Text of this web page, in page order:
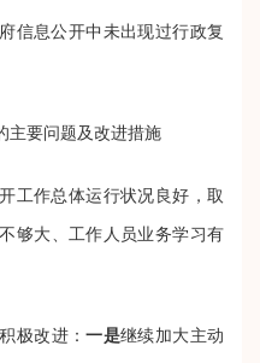
息公开中未出现过行政复
要问题及改进措施
作总体运行状况良好，取
够大、工作人员业务学习有
极改进：一是继续加大主动